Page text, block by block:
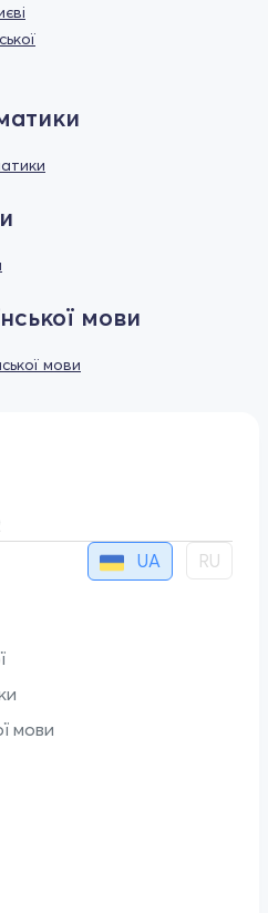
мови
мови
UA RU
мови